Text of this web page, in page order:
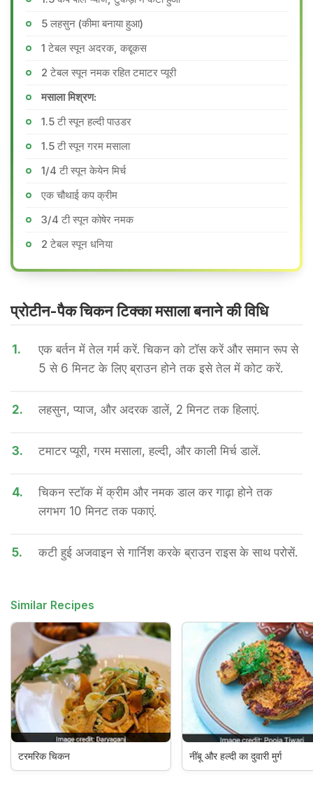
5 लहसुन (कीमा बनाया हुआ)
1 टेबल स्पून अदरक, कद्दूकस
2 टेबल स्पून नमक रहित टमाटर प्यूरी
मसाला मिश्रण:
1.5 टी स्पून हल्दी पाउडर
1.5 टी स्पून गरम मसाला
1/4 टी स्पून केयेन मिर्च
एक चौथाई कप क्रीम
3/4 टी स्पून कोषेर नमक
2 टेबल स्पून धनिया
प्रोटीन-पैक चिकन टिक्का मसाला बनाने की वि​धि
1.
एक बर्तन में तेल गर्म करें. चिकन को टॉस करें और समान रूप से
5 से 6 मिनट के लिए ब्राउन होने तक इसे तेल में कोट करें.
2. लहसुन, प्याज, और अदरक डालें, 2 मिनट तक हिलाएं.
3. टमाटर प्यूरी, गरम मसाला, हल्दी, और काली मिर्च डालें.
4.
चिकन स्टॉक में क्रीम और नमक डाल कर गाढ़ा होने तक
लगभग 10 मिनट तक पकाएं.
5. कटी हुई अजवाइन से गार्निश करके ब्राउन राइस के साथ परोसें.
Similar Recipes
टरमरिक चिकन नींबू और हल्दी का दुवारी मुर्ग